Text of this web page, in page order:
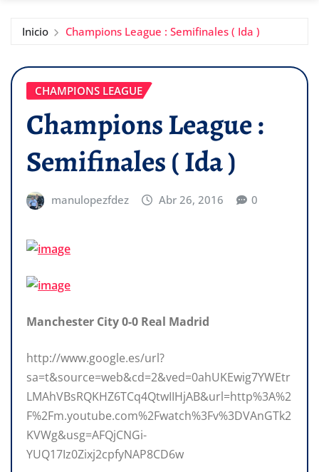
Inicio Champions League : Semifinales ( Ida )
CHAMPIONS LEAGUE
Champions League :
Semifinales ( Ida )
manulopezfdez Abr 26, 2016 0
Manchester City 0-0 Real Madrid
http://www.google.es/url?
sa=t&source=web&cd=2&ved=0ahUKEwig7YWEtr
LMAhVBsRQKHZ6TCq4QtwIIHjAB&url=http%3A%2
F%2Fm.youtube.com%2Fwatch%3Fv%3DVAnGTk2
KVWg&usg=AFQjCNGi-
YUQ17Iz0Zixj2cpfyNAP8CD6w